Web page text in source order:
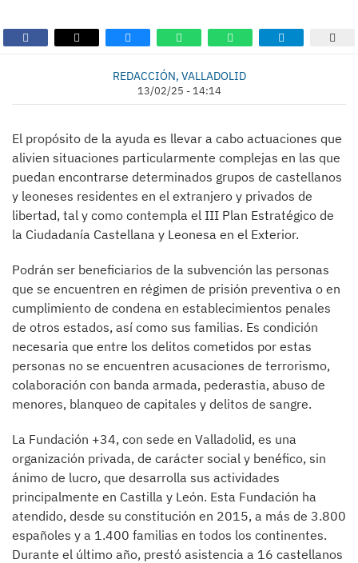
REDACCIÓN, VALLADOLID
13/02/25 - 14:14
El propósito de la ayuda es llevar a cabo actuaciones que
alivien situaciones particularmente complejas en las que
puedan encontrarse determinados grupos de castellanos
y leoneses residentes en el extranjero y privados de
libertad, tal y como contempla el III Plan Estratégico de
la Ciudadanía Castellana y Leonesa en el Exterior.
Podrán ser beneficiarios de la subvención las personas
que se encuentren en régimen de prisión preventiva o en
cumplimiento de condena en establecimientos penales
de otros estados, así como sus familias. Es condición
necesaria que entre los delitos cometidos por estas
personas no se encuentren acusaciones de terrorismo,
colaboración con banda armada, pederastia, abuso de
menores, blanqueo de capitales y delitos de sangre.
La Fundación +34, con sede en Valladolid, es una
organización privada, de carácter social y benéfico, sin
ánimo de lucro, que desarrolla sus actividades
principalmente en Castilla y León. Esta Fundación ha
atendido, desde su constitución en 2015, a más de 3.800
españoles y a 1.400 familias en todos los continentes.
Durante el último año, prestó asistencia a 16 castellanos